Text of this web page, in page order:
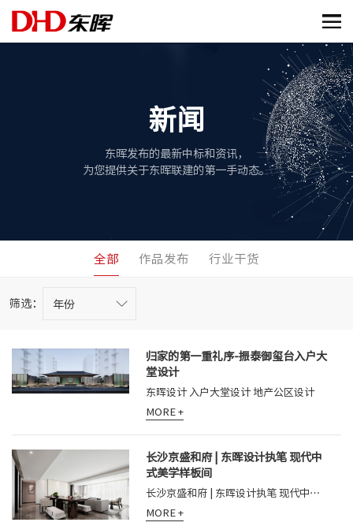
新闻
东晖发布的最新中标和资讯，
为您提供关于东晖联建的第一手动态。
全部 作品发布 行业干货
筛选： 年份
归家的第一重礼序-振泰御玺台入户大
堂设计
东晖设计 入户大堂设计 地产公区设计
MORE +
长沙京盛和府 | 东晖设计执笔 现代中
式美学样板间
长沙京盛和府 | 东晖设计执笔 现代中式美学样板间
MORE +